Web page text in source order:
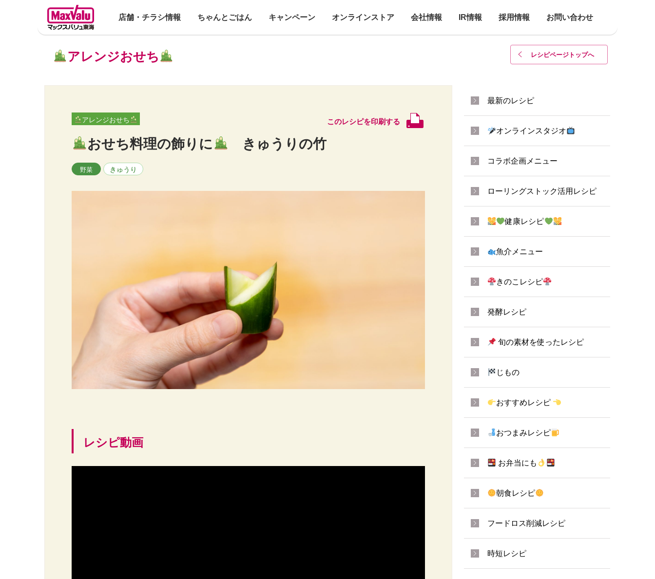
店舗・チラシ情報 ちゃんとごはん キャンペーン オンラインストア 会社情報 IR情報 採用情報 お問い合わせ
レシピページトップへ
アレンジおせち
アレンジおせち このレシピを印刷する
おせち料理の飾りに きゅうりの竹
野菜 きゅうり
レシピ動画
最新のレシピ
オンラインスタジオ
コラボ企画メニュー
ローリングストック活用レシピ
健康レシピ
魚介メニュー
きのこレシピ
発酵レシピ
旬の素材を使ったレシピ
じもの
おすすめレシピ
おつまみレシピ
お弁当にも
朝食レシピ
フードロス削減レシピ
時短レシピ